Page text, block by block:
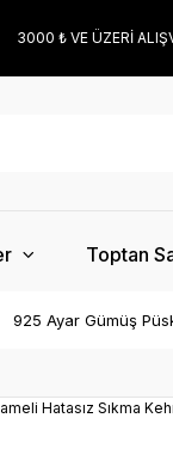
3000 ₺ VE ÜZERİ
Toptan
925 Ayar Gümüş